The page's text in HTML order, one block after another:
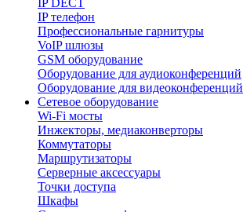
IP DECT
IP телефон
Профессиональные гарнитуры
VoIP шлюзы
GSM оборудование
Оборудование для аудиоконференций
Оборудование для видеоконференций
Сетевое оборудование
Wi-Fi мосты
Инжекторы, медиаконверторы
Коммутаторы
Маршрутизаторы
Серверные аксессуары
Точки доступа
Шкафы